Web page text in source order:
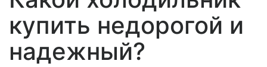
купить недорогой и
надежный?